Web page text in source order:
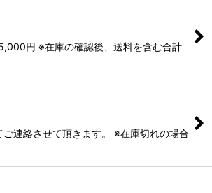
円 ※在庫の確認後、送料を含む合計
連絡させて頂きます。 ※在庫切れの場合